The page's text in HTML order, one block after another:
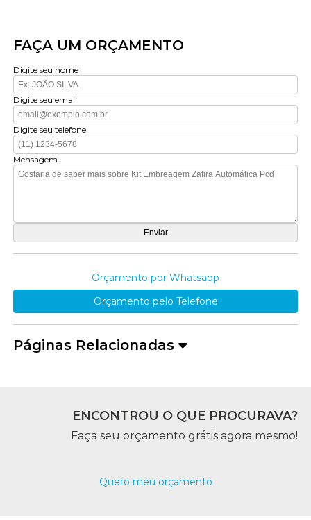
FAÇA UM ORÇAMENTO
Digite seu nome
Digite seu email
Digite seu telefone
Mensagem
Orçamento por Whatsapp
Orçamento pelo Telefone
Páginas Relacionadas
ENCONTROU O QUE PROCURAVA?
Faça seu orçamento grátis agora mesmo!
Quero meu orçamento